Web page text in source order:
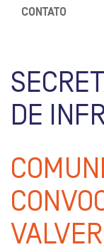
CONTATO
DE